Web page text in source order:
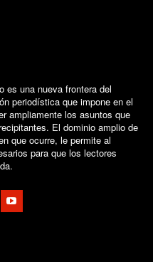
es una nueva frontera del
periodística que impone en el
ampliamente los asuntos que
El dominio amplio de
que ocurre, le permite al
para que los lectores